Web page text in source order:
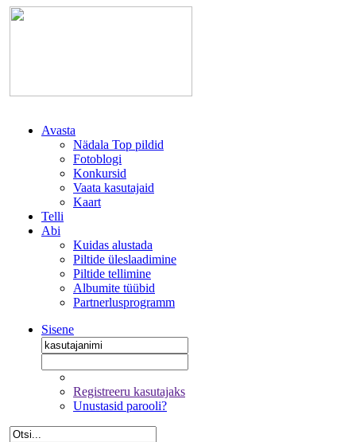
Avasta
Nädala Top pildid
Fotoblogi
Konkursid
Vaata kasutajaid
Kaart
Telli
Abi
Kuidas alustada
Piltide üleslaadimine
Piltide tellimine
Albumite tüübid
Partnerlusprogramm
Sisene
Registreeru kasutajaks
Unustasid parooli?